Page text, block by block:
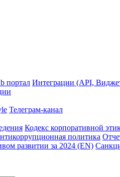
портал Интеграции (API,
Телеграм-канал
Кодекс корпоративной
политика
развитии за 2024 (EN)